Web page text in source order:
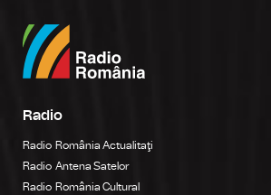
Radio
Radio România Actualitaţi
Radio Antena Satelor
Radio România Cultural